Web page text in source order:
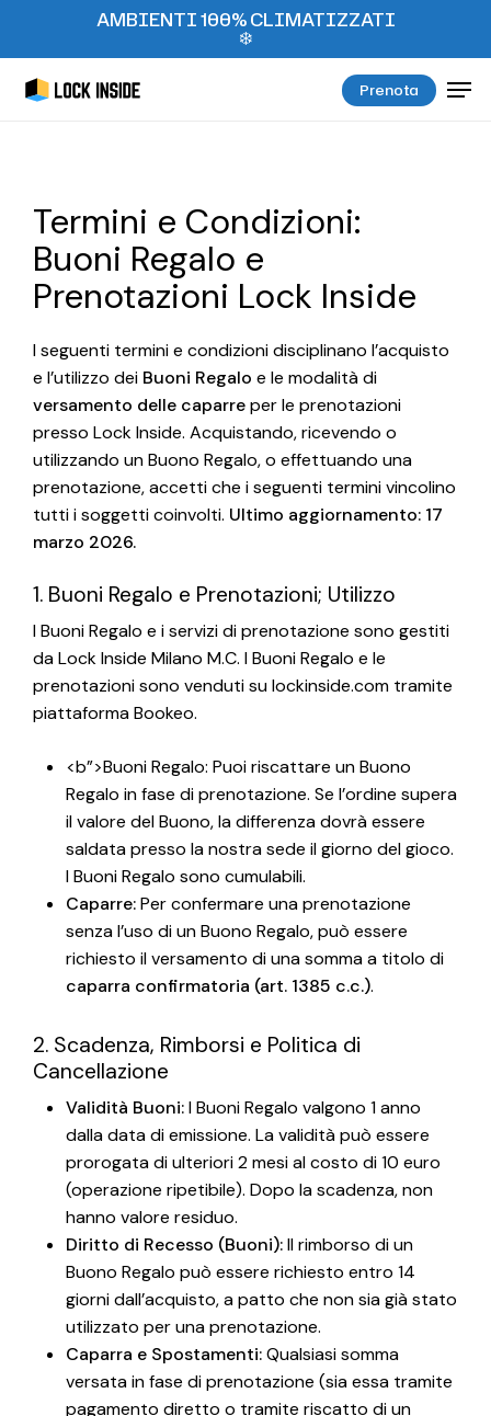
content
AMBIENTI 100% CLIMATIZZATI
❄️
Prenota
Termini e Condizioni:
Buoni Regalo e
Prenotazioni Lock Inside
I seguenti termini e condizioni disciplinano l’acquisto
e l’utilizzo dei Buoni Regalo e le modalità di
versamento delle caparreper le prenotazioni
presso Lock Inside. Acquistando, ricevendo o
utilizzando un Buono Regalo, o effettuando una
prenotazione, accetti che i seguenti termini vincolino
tutti i soggetti coinvolti. Ultimo aggiornamento: 17
marzo 2026.
1. Buoni Regalo e Prenotazioni; Utilizzo
I Buoni Regalo e i servizi di prenotazione sono gestiti
da Lock Inside Milano M.C. I Buoni Regalo e le
prenotazioni sono venduti su lockinside.com tramite
piattaforma Bookeo.
<b”>Buoni Regalo: Puoi riscattare un Buono
Regalo in fase di prenotazione. Se l’ordine supera
il valore del Buono, la differenza dovrà essere
saldata presso la nostra sede il giorno del gioco.
I Buoni Regalo sono cumulabili.
Caparre:Per confermare una prenotazione
senza l’uso di un Buono Regalo, può essere
richiesto il versamento di una somma a titolo di
caparra confirmatoria (art. 1385 c.c.).
2. Scadenza, Rimborsi e Politica di
Cancellazione
Validità Buoni:I Buoni Regalo valgono 1 anno
dalla data di emissione. La validità può essere
prorogata di ulteriori 2 mesi al costo di 10 euro
(operazione ripetibile). Dopo la scadenza, non
hanno valore residuo.
Diritto di Recesso (Buoni):Il rimborso di un
Buono Regalo può essere richiesto entro 14
giorni dall’acquisto, a patto che non sia già stato
utilizzato per una prenotazione.
Caparra e Spostamenti:Qualsiasi somma
versata in fase di prenotazione (sia essa tramite
pagamento diretto o tramite riscatto di un
Menu